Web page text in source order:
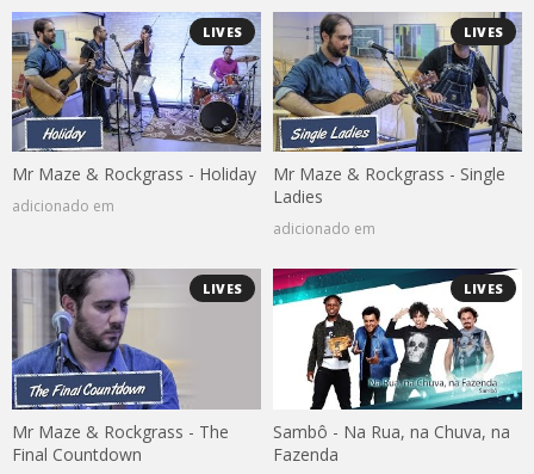
LIVES
Mr Maze & Rockgrass - Holiday
adicionado em
LIVES
Mr Maze & Rockgrass - Single
Ladies
adicionado em
LIVES
Mr Maze & Rockgrass - The
Final Countdown
LIVES
Sambô - Na Rua, na Chuva, na
Fazenda